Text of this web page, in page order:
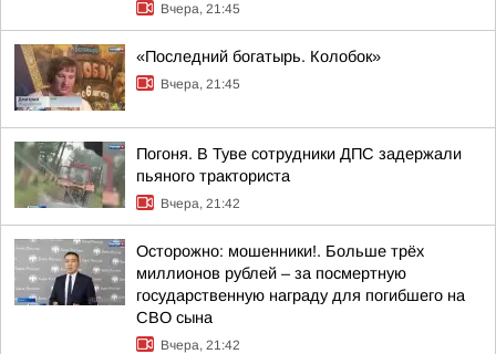
Вчера, 21:45
«Последний богатырь. Колобок»
Вчера, 21:45
Погоня. В Туве сотрудники ДПС задержали
пьяного тракториста
Вчера, 21:42
Осторожно: мошенники!. Больше трёх
миллионов рублей – за посмертную
государственную награду для погибшего на
СВО сына
Вчера, 21:42